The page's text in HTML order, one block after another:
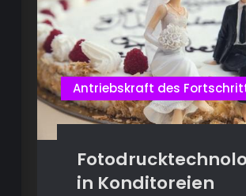
Antriebskraft des
in Konditoreien